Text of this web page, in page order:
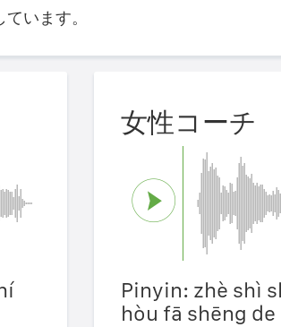
います。
女性コーチ
Pinyin: zhè shì
hòu fā shēng de